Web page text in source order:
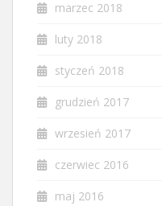
marzec 2018
luty 2018
styczeń 2018
grudzień 2017
wrzesień 2017
czerwiec 2016
maj 2016